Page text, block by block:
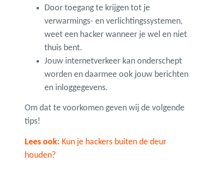
Door toegang te krijgen tot je
verwarmings- en verlichtingssystemen,
weet een hacker wanneer je wel en niet
thuis bent.
Jouw internetverkeer kan onderschept
worden en daarmee ook jouw berichten
en inloggegevens.
Om dat te voorkomen geven wij de volgende
tips!
Lees ook: Kun je hackers buiten de deur
houden?